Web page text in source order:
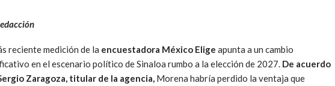
reciente medición de la encuestadora México Elige apunta a un cambio
en el escenario político de Sinaloa rumbo a la elección de 2027. De acuerdo
Zaragoza, titular de la agencia, Morena habría perdido la ventaja que